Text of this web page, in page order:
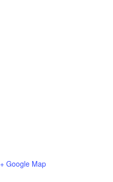
+ Google Map